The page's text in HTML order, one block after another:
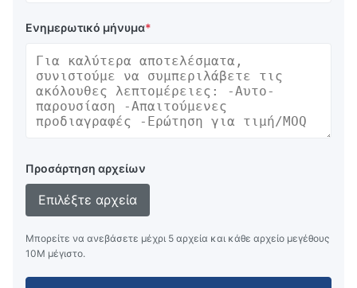
Ενημερωτικό μήνυμα*
Προσάρτηση αρχείων
Επιλέξτε αρχεία
Μπορείτε να ανεβάσετε μέχρι 5 αρχεία και κάθε αρχείο μεγέθους
10M μέγιστο.